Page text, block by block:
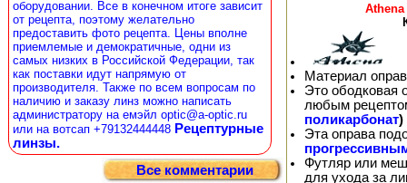
оборудовании. Все в конечном итоге зависит
от рецепта, поэтому желательно
предоставить фото рецепта. Цены вполне
приемлемые и демократичные, одни из
самых низких в Российской Федерации, так
как поставки идут напрямую от
производителя. Также по всем вопросам по
наличию и заказу линз можно написать
администратору на емэйл optic@a-optic.ru
или на вотсап +79132444448 Рецептурные
линзы.
Все комментарии
Материал
Это ободковая
любым
поликарбонат)
Эта оправа
Футляр или
для ухода за